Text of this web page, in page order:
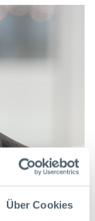
Über Cookies